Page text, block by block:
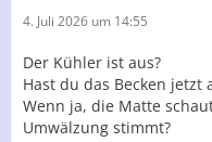
4. Juli 2026 um 14:55
Der Kühler ist aus?
Hast du das Becken jetzt
Wenn ja, die Matte
Umwälzung stimmt?